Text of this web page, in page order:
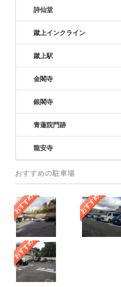
詩仙堂
蹴上インクライン
蹴上駅
金閣寺
銀閣寺
青蓮院門跡
龍安寺
おすすめの駐車場
おすすめ おすすめ
おすすめ